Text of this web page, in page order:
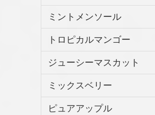
ミントメンソール
トロピカルマンゴー
ジューシーマスカット
ミックスベリー
ピュアアップル